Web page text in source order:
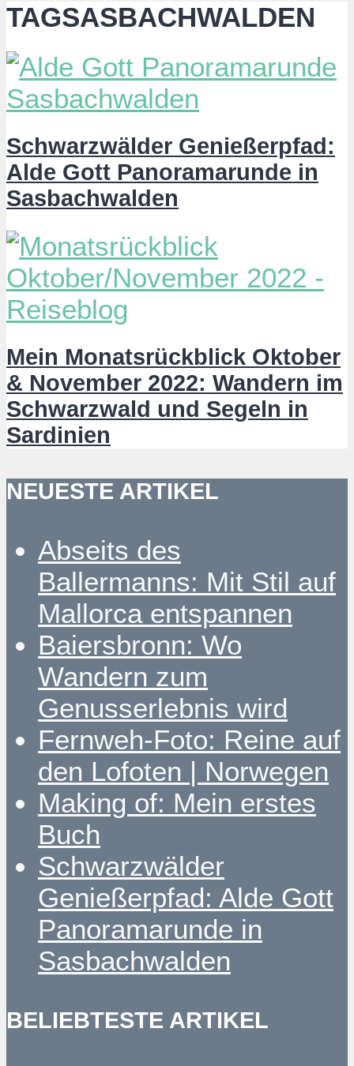
TAGSASBACHWALDEN
Schwarzwälder Genießerpfad:
Alde Gott Panoramarunde in
Sasbachwalden
Mein Monatsrückblick Oktober
& November 2022: Wandern im
Schwarzwald und Segeln in
Sardinien
NEUESTE ARTIKEL
Abseits des
Ballermanns: Mit Stil auf
Mallorca entspannen
Baiersbronn: Wo
Wandern zum
Genusserlebnis wird
Fernweh-Foto: Reine auf
den Lofoten | Norwegen
Making of: Mein erstes
Buch
Schwarzwälder
Genießerpfad: Alde Gott
Panoramarunde in
Sasbachwalden
BELIEBTESTE ARTIKEL